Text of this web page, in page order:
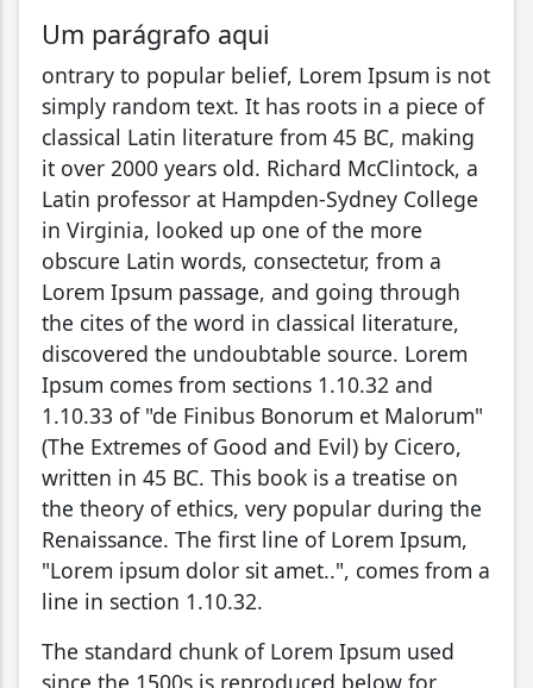
Um parágrafo aqui
ontrary to popular belief, Lorem Ipsum is not
simply random text. It has roots in a piece of
classical Latin literature from 45 BC, making
it over 2000 years old. Richard McClintock, a
Latin professor at Hampden-Sydney College
in Virginia, looked up one of the more
obscure Latin words, consectetur, from a
Lorem Ipsum passage, and going through
the cites of the word in classical literature,
discovered the undoubtable source. Lorem
Ipsum comes from sections 1.10.32 and
1.10.33 of "de Finibus Bonorum et Malorum"
(The Extremes of Good and Evil) by Cicero,
written in 45 BC. This book is a treatise on
the theory of ethics, very popular during the
Renaissance. The first line of Lorem Ipsum,
"Lorem ipsum dolor sit amet..", comes from a
line in section 1.10.32.
The standard chunk of Lorem Ipsum used
since the 1500s is reproduced below for